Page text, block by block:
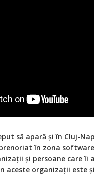
să apară și în Cluj-
în zona
și persoane care îi
aceste organizații este